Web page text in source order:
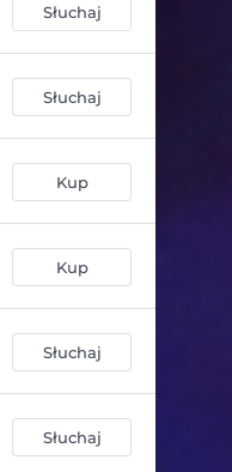
Słuchaj
Słuchaj
Kup
Kup
Słuchaj
Słuchaj